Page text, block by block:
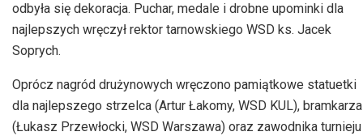
odbyła się dekoracja. Puchar, medale i drobne upominki dla
najlepszych wręczył rektor tarnowskiego WSD ks. Jacek
Soprych.
Oprócz nagród drużynowych wręczono pamiątkowe statuetki
dla najlepszego strzelca (Artur Łakomy, WSD KUL), bramkarza
(Łukasz Przewłocki, WSD Warszawa) oraz zawodnika turnieju